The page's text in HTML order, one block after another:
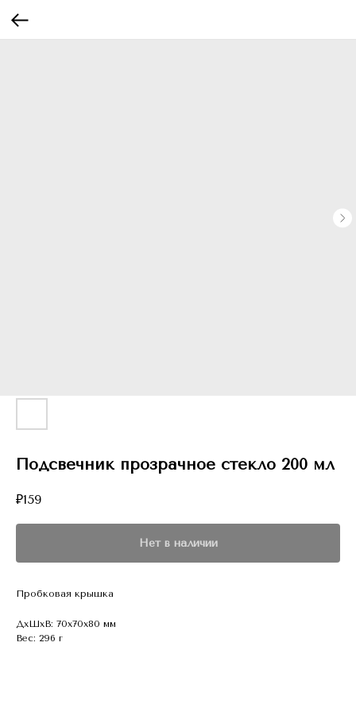
Подсвечник прозрачное стекло 200 мл
₽159
Нет в наличии
Пробковая крышка
ДxШxВ: 70x70x80 мм
Вес: 296 г